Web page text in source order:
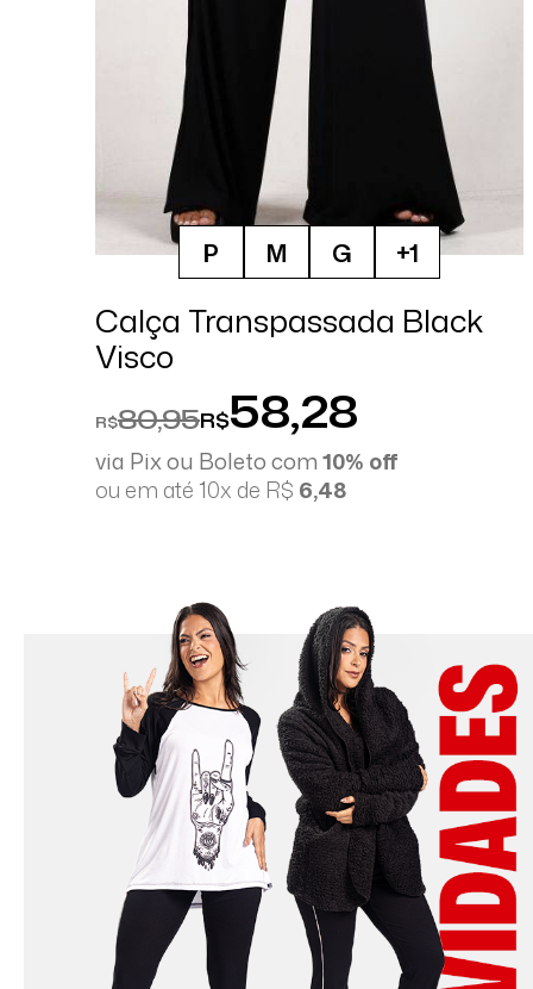
P M G +1
Calça Transpassada Black
Visco
R$80,95R$58,28
via Pix ou Boleto com10% off
ou em até 10x de R$ 6,48